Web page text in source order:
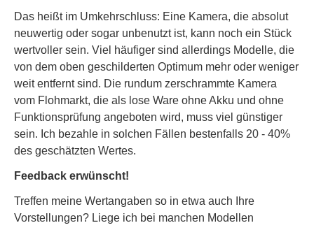
Das heißt im Umkehrschluss: Eine Kamera, die absolut
neuwertig oder sogar unbenutzt ist, kann noch ein Stück
wertvoller sein. Viel häufiger sind allerdings Modelle, die
von dem oben geschilderten Optimum mehr oder weniger
weit entfernt sind. Die rundum zerschrammte Kamera
vom Flohmarkt, die als lose Ware ohne Akku und ohne
Funktionsprüfung angeboten wird, muss viel günstiger
sein. Ich bezahle in solchen Fällen bestenfalls 20 - 40%
des geschätzten Wertes.
Feedback erwünscht!
Treffen meine Wertangaben so in etwa auch Ihre
Vorstellungen? Liege ich bei manchen Modellen